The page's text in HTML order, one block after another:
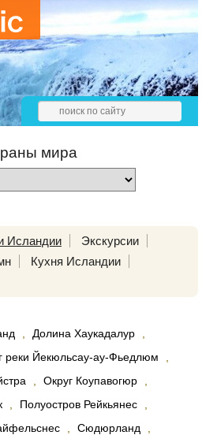
мира
Исландии
Экскурсии
Кухня Исландии
Долина Хаукадалур
реки Йекюльсау-ау-Фьедлюм
Округ Коупавогюр
Полуостров Рейкьянес
Сюдюрланд